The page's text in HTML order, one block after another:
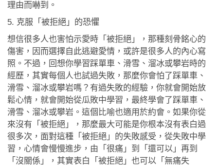
理由而嚇到。
5. 克服「被拒絕」的恐懼
想信很多人也害怕示愛時「被拒絕」，那種刻骨銘心的
傷害，因而選擇自此逃避愛情，或許是很多人的內心寫
照。不過，回想你學習踩單車、滑雪、溜冰或攀岩時的
經歷，其實每個人也試過失敗，那麼你會怕了踩單車、
滑雪、溜冰或攀岩嗎？有過失敗的經驗，你就會開始放
鬆心情，就會開始從瓜敗中學習，最終學會了踩單車、
滑雪、溜冰或攀岩。這個比喻也適用於約會。如果你從
來沒有「被拒絕」，那麼最大可能是你根本沒有表白過
很多次，面對這種「被拒絕」的失敗感受，從失敗中學
習，心情會慢慢進步，由「很痛」到「還可以」再到
「沒關係」，其實表白「被拒絕」也可以「無痛失